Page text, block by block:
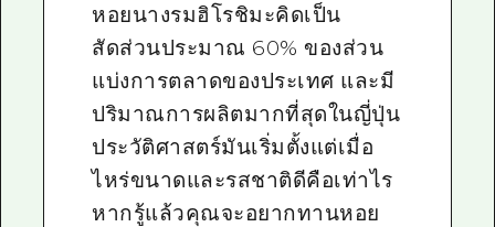
หอยนางรมฮิโรชิมะคิดเป็น
สัดส่วนประมาณ 60% ของส่วน
แบ่งการตลาดของประเทศ และมี
ปริมาณการผลิตมากที่สุดในญี่ปุ่น
ประวัติศาสตร์มันเริ่มตั้งแต่เมื่อ
ไหร่ขนาดและรสชาติดีคือเท่าไร
หากรู้แล้วคุณจะอยากทานหอย